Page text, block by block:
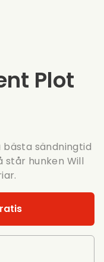
Plot
sändningtid
hunken Will